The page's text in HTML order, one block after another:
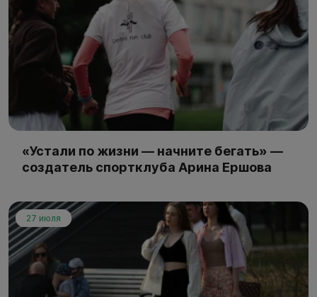
«Устали по жизни — начните бегать» —
создатель спортклуба Арина Ершова
27 июля